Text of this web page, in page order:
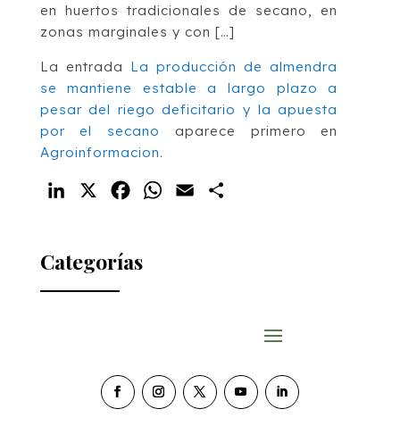
en huertos tradicionales de secano, en
zonas marginales y con […]
La entrada La producción de almendra
se mantiene estable a largo plazo a
pesar del riego deficitario y la apuesta
por el secano
aparece primero en
Agroinformacion.
LinkedIn FacebookWhatsApp
Email
Categorías